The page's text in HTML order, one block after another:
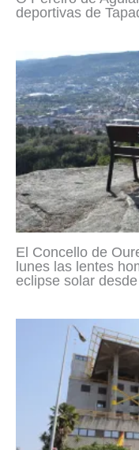
deportivas de
El Concello de
lunes las lentes
eclipse solar